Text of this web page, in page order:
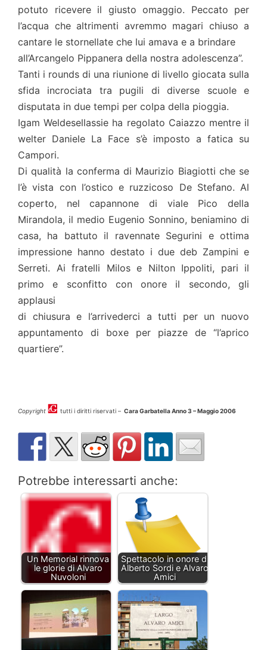
potuto ricevere il giusto omaggio. Peccato per
l’acqua che altrimenti avremmo magari chiuso a
cantare le stornellate che lui amava e a brindare
all’Arcangelo Pippanera della nostra adolescenza”.
Tanti i rounds di una riunione di livello giocata sulla
sfida incrociata tra pugili di diverse scuole e
disputata in due tempi per colpa della pioggia.
Igam Weldesellassie ha regolato Caiazzo mentre il
welter Daniele La Face s’è imposto a fatica su
Campori.
Di qualità la conferma di Maurizio Biagiotti che se
l’è vista con l’ostico e ruzzicoso De Stefano. Al
coperto, nel capannone di viale Pico della
Mirandola, il medio Eugenio Sonnino, beniamino di
casa, ha battuto il ravennate Segurini e ottima
impressione hanno destato i due deb Zampini e
Serreti. Ai fratelli Milos e Nilton Ippoliti, pari il
primo e sconfitto con onore il secondo, gli
applausi
di chiusura e l’arrivederci a tutti per un nuovo
appuntamento di boxe per piazze de “l’aprico
quartiere”.
Copyright tutti i diritti riservati – Cara Garbatella Anno 3 – Maggio 2006
Potrebbe interessarti anche:
Un Memorial rinnova
le glorie di Alvaro
Nuvoloni
Spettacolo in onore di
Alberto Sordi e Alvaro
Amici